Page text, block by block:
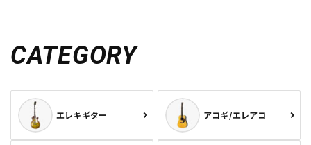
CATEGORY
エレキギター アコギ/エレアコ